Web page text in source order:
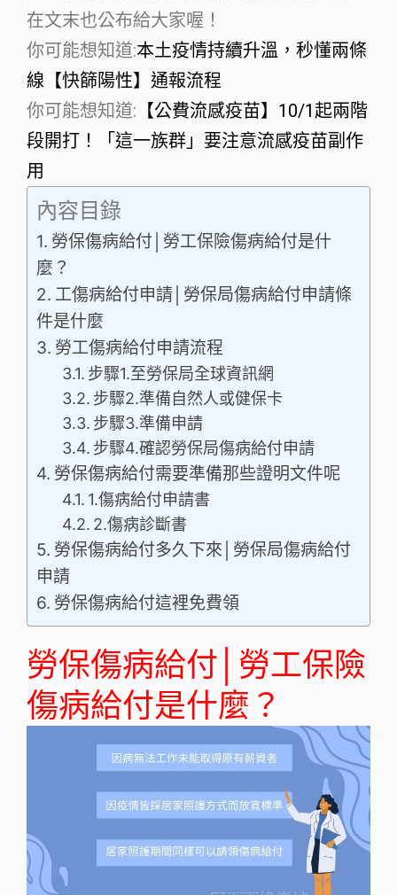
在文末也公布給大家喔！
你可能想知道:本土疫情持續升溫，秒懂兩條
線【快篩陽性】通報流程
你可能想知道: 【公費流感疫苗】10/1起兩階
段開打！「這一族群」要注意流感疫苗副作
用
內容目錄
勞保傷病給付│勞工保險傷病給付是什
麼？
工傷病給付申請│勞保局傷病給付申請條
件是什麼
勞工傷病給付申請流程
步驟1.至勞保局全球資訊網
步驟2.準備自然人或健保卡
步驟3.準備申請
步驟4.確認勞保局傷病給付申請
勞保傷病給付需要準備那些證明文件呢
1.傷病給付申請書
2.傷病診斷書
勞保傷病給付多久下來│勞保局傷病給付
申請
勞保傷病給付這裡免費領
勞保傷病給付│勞工保險
傷病給付是什麼？